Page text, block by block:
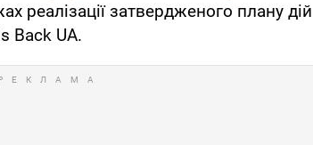
реалізації затвердженого плану дій
Back UA.